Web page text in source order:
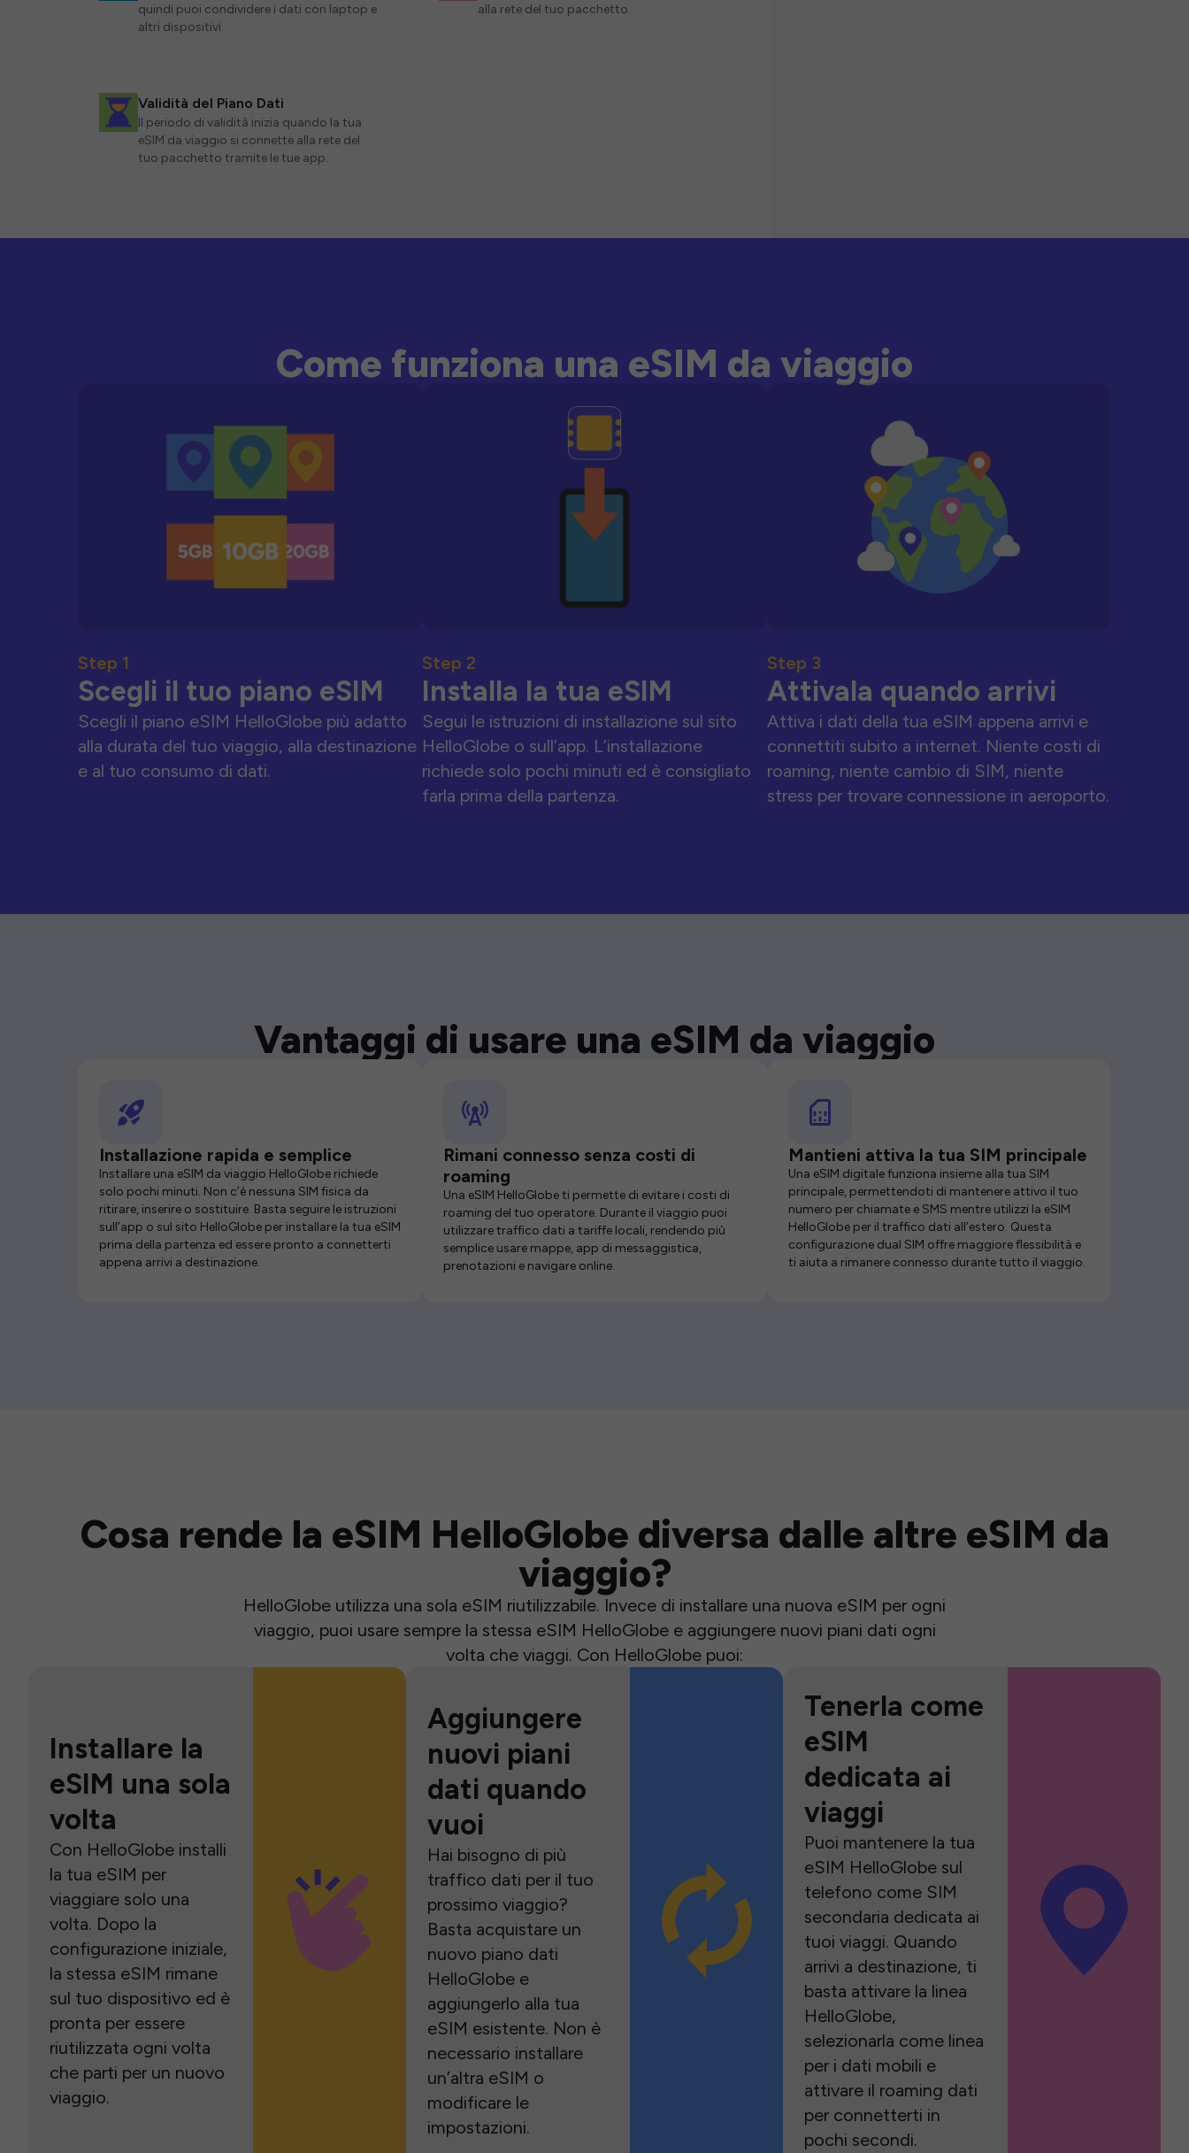
quindi puoi condividere i dati con laptop e
altri dispositivi.
alla rete del tuo pacchetto.
Validità del Piano Dati
Il periodo di validità inizia quando la tua
eSIM da viaggio si connette alla rete del
tuo pacchetto tramite le tue app.
Come funziona una eSIM da viaggio
Step 1
Scegli il tuo piano eSIM
Scegli il piano eSIM HelloGlobe più adatto
alla durata del tuo viaggio, alla destinazione
e al tuo consumo di dati.
Step 2
Installa la tua eSIM
Segui le istruzioni di installazione sul sito
HelloGlobe o sull’app. L’installazione
richiede solo pochi minuti ed è consigliato
farla prima della partenza.
Step 3
Attivala quando arrivi
Attiva i dati della tua eSIM appena arrivi e
connettiti subito a internet. Niente costi di
roaming, niente cambio di SIM, niente
stress per trovare connessione in aeroporto.
Vantaggi di usare una eSIM da viaggio
Installazione rapida e semplice
Installare una eSIM da viaggio HelloGlobe richiede
solo pochi minuti. Non c’è nessuna SIM fisica da
ritirare, inserire o sostituire. Basta seguire le istruzioni
sull’app o sul sito HelloGlobe per installare la tua eSIM
prima della partenza ed essere pronto a connetterti
appena arrivi a destinazione.
Rimani connesso senza costi di
roaming
Una eSIM HelloGlobe ti permette di evitare i costi di
roaming del tuo operatore. Durante il viaggio puoi
utilizzare traffico dati a tariffe locali, rendendo più
semplice usare mappe, app di messaggistica,
prenotazioni e navigare online.
Mantieni attiva la tua SIM principale
Una eSIM digitale funziona insieme alla tua SIM
principale, permettendoti di mantenere attivo il tuo
numero per chiamate e SMS mentre utilizzi la eSIM
HelloGlobe per il traffico dati all’estero. Questa
configurazione dual SIM offre maggiore flessibilità e
ti aiuta a rimanere connesso durante tutto il viaggio.
Cosa rende la eSIM HelloGlobe diversa dalle altre eSIM da
viaggio?
HelloGlobe utilizza una sola eSIM riutilizzabile. Invece di installare una nuova eSIM per ogni
viaggio, puoi usare sempre la stessa eSIM HelloGlobe e aggiungere nuovi piani dati ogni
volta che viaggi. Con HelloGlobe puoi:
Installare la
eSIM una sola
volta
Con HelloGlobe installi
la tua eSIM per
viaggiare solo una
volta. Dopo la
configurazione iniziale,
la stessa eSIM rimane
sul tuo dispositivo ed è
pronta per essere
riutilizzata ogni volta
che parti per un nuovo
viaggio.
Aggiungere
nuovi piani
dati quando
vuoi
Hai bisogno di più
traffico dati per il tuo
prossimo viaggio?
Basta acquistare un
nuovo piano dati
HelloGlobe e
aggiungerlo alla tua
eSIM esistente. Non è
necessario installare
un’altra eSIM o
modificare le
impostazioni.
Tenerla come
eSIM
dedicata ai
viaggi
Puoi mantenere la tua
eSIM HelloGlobe sul
telefono come SIM
secondaria dedicata ai
tuoi viaggi. Quando
arrivi a destinazione, ti
basta attivare la linea
HelloGlobe,
selezionarla come linea
per i dati mobili e
attivare il roaming dati
per connetterti in
pochi secondi.